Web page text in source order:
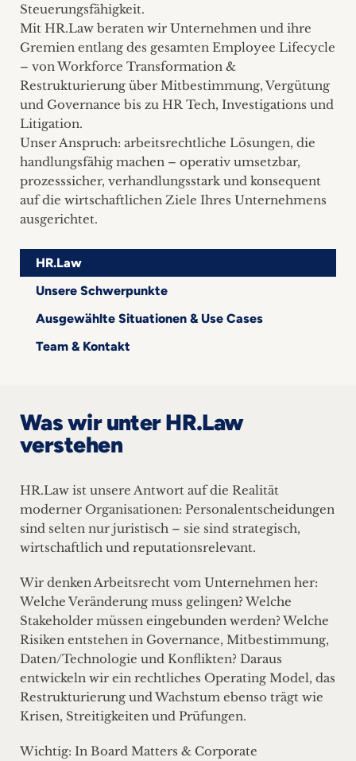
Steuerungsfähigkeit.
Mit HR.Law beraten wir Unternehmen und ihre
Gremien entlang des gesamten Employee Lifecycle
– von Workforce Transformation &
Restrukturierung über Mitbestimmung, Vergütung
und Governance bis zu HR Tech, Investigations und
Litigation.
Unser Anspruch: arbeitsrechtliche Lösungen, die
handlungsfähig machen – operativ umsetzbar,
prozesssicher, verhandlungsstark und konsequent
auf die wirtschaftlichen Ziele Ihres Unternehmens
ausgerichtet.
HR.Law
Unsere Schwerpunkte
Ausgewählte Situationen & Use Cases
Team & Kontakt
Was wir unter HR.Law
verstehen
HR.Law ist unsere Antwort auf die Realität
moderner Organisationen: Personalentscheidungen
sind selten nur juristisch – sie sind strategisch,
wirtschaftlich und reputationsrelevant.
Wir denken Arbeitsrecht vom Unternehmen her:
Welche Veränderung muss gelingen? Welche
Stakeholder müssen eingebunden werden? Welche
Risiken entstehen in Governance, Mitbestimmung,
Daten/Technologie und Konflikten? Daraus
entwickeln wir ein rechtliches Operating Model, das
Restrukturierung und Wachstum ebenso trägt wie
Krisen, Streitigkeiten und Prüfungen.
Wichtig: In Board Matters & Corporate